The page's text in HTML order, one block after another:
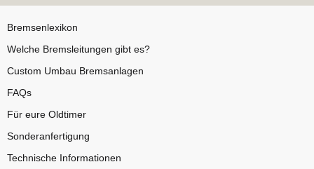
Bremsenlexikon
Welche Bremsleitungen gibt es?
Custom Umbau Bremsanlagen
FAQs
Für eure Oldtimer
Sonderanfertigung
Technische Informationen